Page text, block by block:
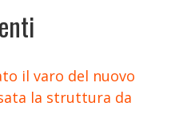
il varo del nuovo
la struttura da